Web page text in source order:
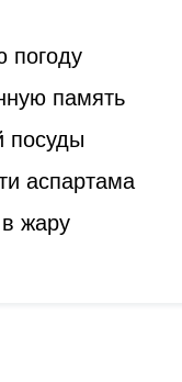
погоду
память
посуды
аспартама
жару